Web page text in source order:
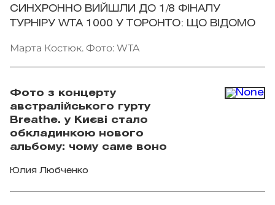
СИНХРОННО ВИЙШЛИ ДО 1/8 ФІНАЛУ
ТУРНІРУ WTA 1000 У ТОРОНТО: ЩО ВІДОМО
Марта Костюк. Фото: WTA
Фото з концерту
австралійського гурту
Breathe. у Києві стало
обкладинкою нового
альбому: чому саме воно
Юлия Любченко